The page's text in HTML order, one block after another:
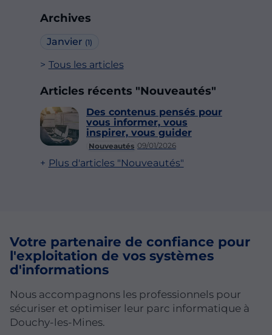
Archives
Janvier (1)
Tous les articles
Articles récents "Nouveautés"
Nouveautés 09/01/2026
Des contenus pensés pour
vous informer, vous
inspirer, vous guider
Plus d'articles "Nouveautés"
Votre partenaire de confiance pour
l'exploitation de vos systèmes
d'informations
Nous accompagnons les professionnels pour
sécuriser et optimiser leur parc informatique à
Douchy-les-Mines.